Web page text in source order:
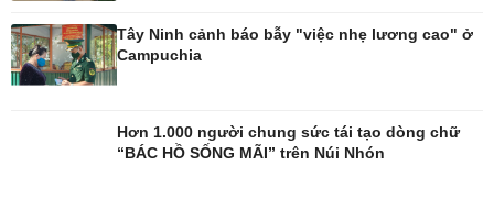
Công nghệ
Sành điệu
Tin Công nghệ
Trải nghiệm
Dinh dưỡng - món ngon
Nam khoa
Làm đẹp - giảm cân
Tây Ninh cảnh báo bẫy "việc nhẹ lương cao" ở
Campuchia
Hơn 1.000 người chung sức tái tạo dòng chữ
“BÁC HỒ SỐNG MÃI” trên Núi Nhón